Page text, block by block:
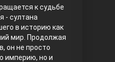
к судьбе
- султана
в историю как
мир. Продолжая
он не просто
империю, но и